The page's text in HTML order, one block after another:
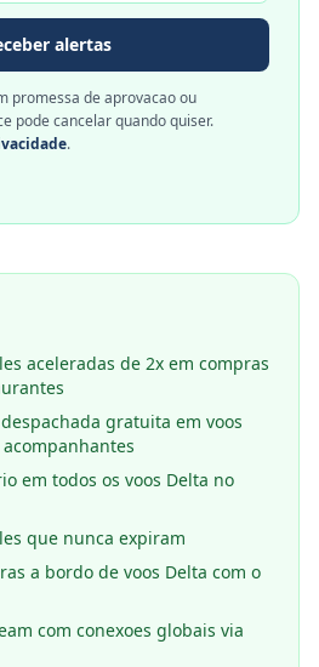
alertas
promessa de aprovacao ou
pode cancelar quando quiser.
.
aceleradas de 2x em compras
gratuita em voos
em todos os voos Delta no
que nunca expiram
a bordo de voos Delta com o
com conexoes globais via